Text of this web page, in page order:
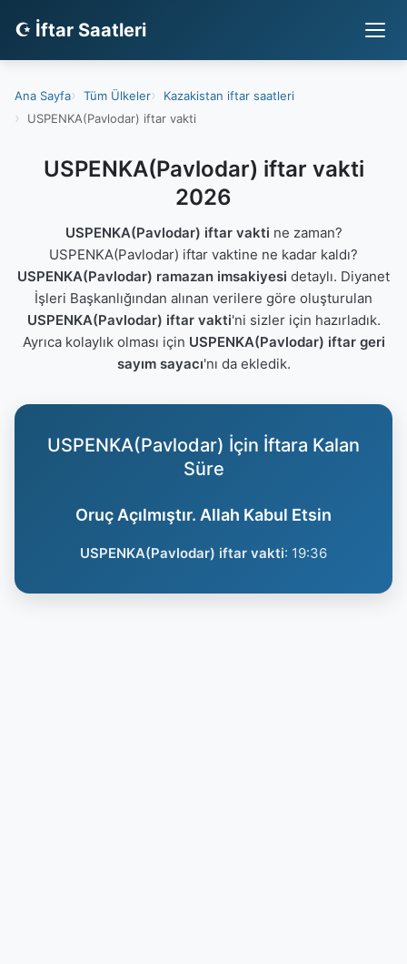
☪ İftar Saatleri
Ana Sayfa Tüm Ülkeler
Kazakistan iftar saatleri
USPENKA(Pavlodar) iftar vakti
USPENKA(Pavlodar) iftar vakti
2026
USPENKA(Pavlodar) iftar vakti ne zaman?
USPENKA(Pavlodar) iftar vaktine ne kadar kaldı?
USPENKA(Pavlodar) ramazan imsakiyesi detaylı. Diyanet
İşleri Başkanlığından alınan verilere göre oluşturulan
USPENKA(Pavlodar) iftar vakti'ni sizler için hazırladık.
Ayrıca kolaylık olması için USPENKA(Pavlodar) iftar geri
sayım sayacı'nı da ekledik.
USPENKA(Pavlodar) İçin İftara Kalan
Süre
Oruç Açılmıştır. Allah Kabul Etsin
USPENKA(Pavlodar) iftar vakti: 19:36